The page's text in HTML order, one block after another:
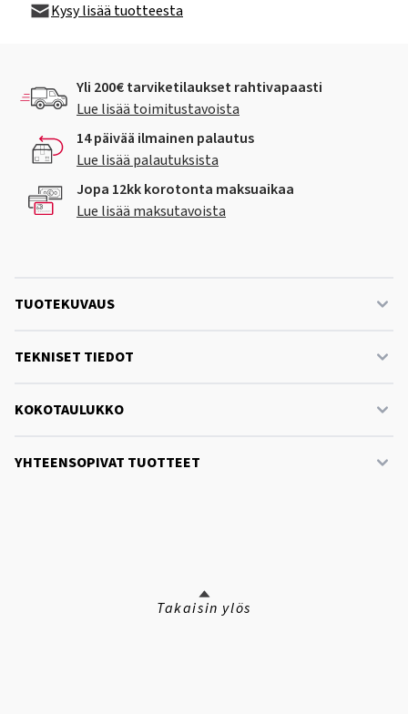
Kysy lisää tuotteesta
Yli 200€ tarviketilaukset rahtivapaasti
Lue lisää toimitustavoista
14 päivää ilmainen palautus
Lue lisää palautuksista
Jopa 12kk korotonta maksuaikaa
Lue lisää maksutavoista
TUOTEKUVAUS
TEKNISET TIEDOT
KOKOTAULUKKO
YHTEENSOPIVAT TUOTTEET
Takaisin ylös